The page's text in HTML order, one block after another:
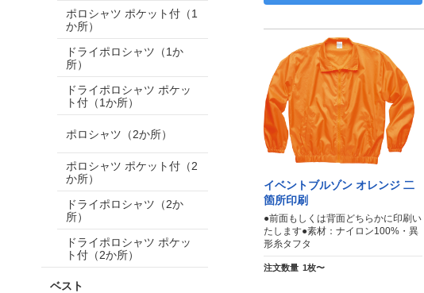
イベントブルゾン オレンジ 二
箇所印刷
●前面もしくは背面どちらかに印刷い
たします●素材：ナイロン100%・異
形糸タフタ
注文数量 1枚〜
ポロシャツ ポケット付（1
か所）
ドライポロシャツ（1か
所）
ドライポロシャツ ポケッ
ト付（1か所）
ポロシャツ（2か所）
ポロシャツ ポケット付（2
か所）
ドライポロシャツ（2か
所）
ドライポロシャツ ポケッ
ト付（2か所）
ベスト